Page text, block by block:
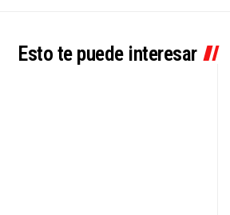
Esto te puede interesar